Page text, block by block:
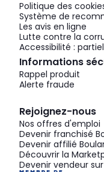
Politique des
Système de
Les avis en ligne
Lutte contre la
Accessibilité :
Informations
Rappel produit
Alerte fraude
Rejoignez-nous
Nos offres d'emploi
Devenir franchisé
Devenir affilié
Découvrir la
Devenir vendeur